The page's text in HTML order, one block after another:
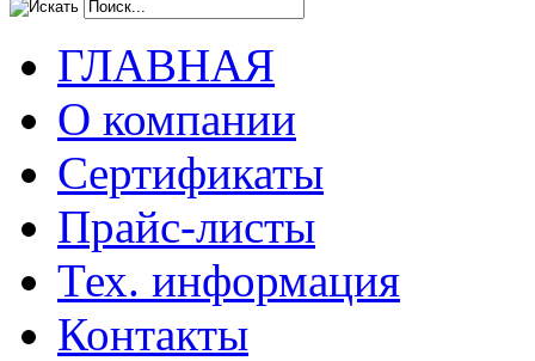
ГЛАВНАЯ
О компании
Сертификаты
Прайс-листы
Тех. информация
Контакты